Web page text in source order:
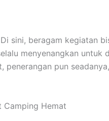
sini, beragam kegiatan
menyenangkan untuk
pun
Camping Hemat